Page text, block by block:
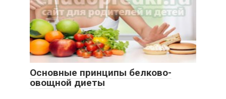
Основные принципы белково-
овощной диеты